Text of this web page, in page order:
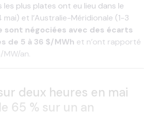
les plus plates ont eu lieu dans le
et l’Australie-Méridionale (1-3
sont négociées avec des écarts
de 5 à 36 $/MWh et n’ont rapporté
MW/an.
deux heures en mai
65 % sur un an